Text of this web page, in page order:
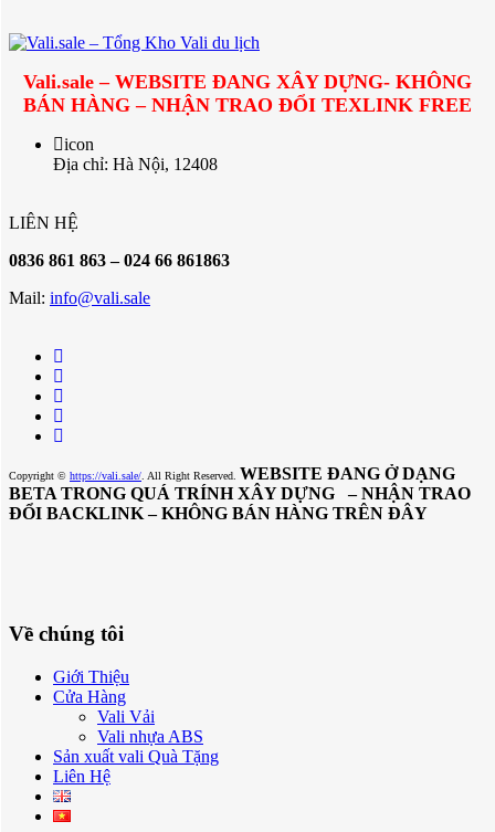
Vali.sale – WEBSITE ĐANG XÂY DỰNG- KHÔNG
BÁN HÀNG – NHẬN TRAO ĐỔI TEXLINK FREE
icon
Địa chỉ: Hà Nội, 12408
LIÊN HỆ
0836 861 863 – 024 66 861863
Mail: info@vali.sale
Copyright © https://vali.sale/ . All Right Reserved. WEBSITE ĐANG Ở DẠNG
BETA TRONG QUÁ TRÍNH XÂY DỰNG – NHẬN TRAO
ĐỔI BACKLINK – KHÔNG BÁN HÀNG TRÊN ĐÂY
Về chúng tôi
Giới Thiệu
Cửa Hàng
Vali Vải
Vali nhựa ABS
Sản xuất vali Quà Tặng
Liên Hệ